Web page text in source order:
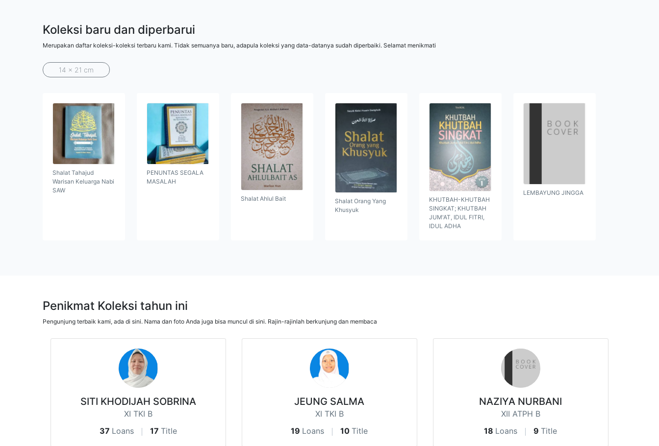
Koleksi baru dan diperbarui
Merupakan daftar koleksi-koleksi terbaru kami. Tidak semuanya baru, adapula koleksi yang data-datanya sudah diperbaiki. Selamat menikmati
14 x 21 cm
Shalat Tahajud
Warisan Keluarga Nabi
SAW
PENUNTAS SEGALA
MASALAH
Shalat Ahlul Bait
Shalat Orang Yang
Khusyuk
KHUTBAH-KHUTBAH
SINGKAT; KHUTBAH
JUM'AT, IDUL FITRI,
IDUL ADHA
LEMBAYUNG JINGGA
Penikmat Koleksi tahun ini
Pengunjung terbaik kami, ada di sini. Nama dan foto Anda juga bisa muncul di sini. Rajin-rajinlah berkunjung dan membaca
SITI KHODIJAH SOBRINA
XI TKI B
37 Loans 17 Title
JEUNG SALMA
XI TKI B
19 Loans 10 Title
NAZIYA NURBANI
XII ATPH B
18 Loans 9 Title